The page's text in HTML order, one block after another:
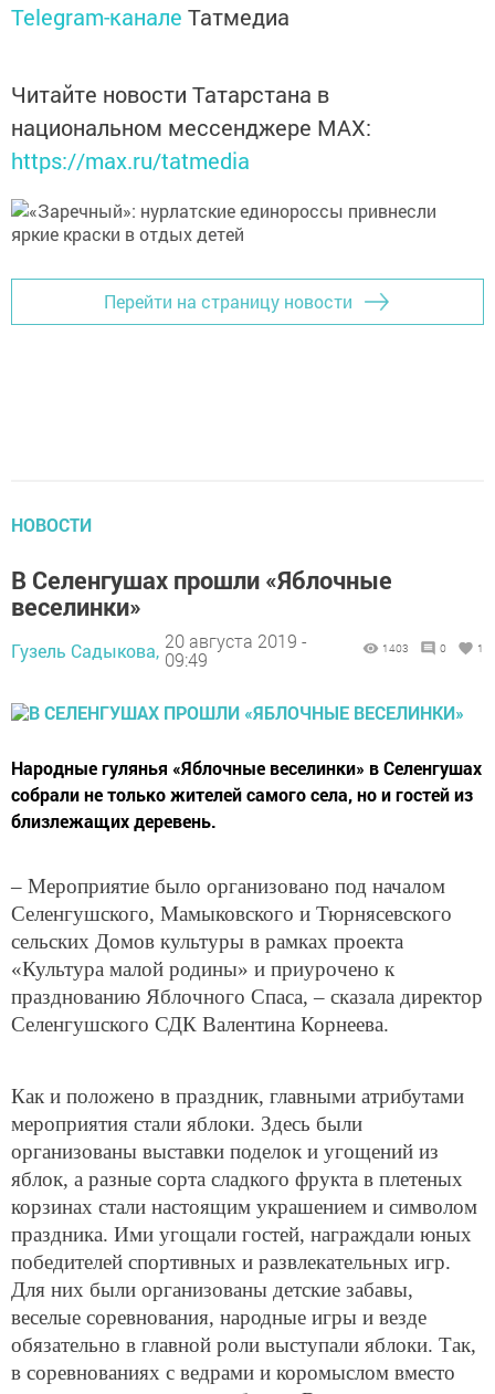
Telegram-канале Татмедиа
Читайте новости Татарстана в
национальном мессенджере MАХ:
https://max.ru/tatmedia
Перейти на страницу новости
НОВОСТИ
В Селенгушах прошли «Яблочные
веселинки»
Гузель Садыкова, 20 августа 2019 -
09:49
1403 0 1
Народные гулянья «Яблочные веселинки» в Селенгушах
собрали не только жителей самого села, но и гостей из
близлежащих деревень.
– Мероприятие было организовано под началом
Селенгушского, Мамыковского и Тюрнясевского
сельских Домов культуры в рамках проекта
«Культура малой родины» и приурочено к
празднованию Яблочного Спаса, – сказала директор
Селенгушского СДК Валентина Корнеева.
Как и положено в праздник, главными атрибутами
мероприятия стали яблоки. Здесь были
организованы выставки поделок и угощений из
яблок, а разные сорта сладкого фрукта в плетеных
корзинах стали настоящим украшением и символом
праздника. Ими угощали гостей, награждали юных
победителей спортивных и развлекательных игр.
Для них были организованы детские забавы,
веселые соревнования, народные игры и везде
обязательно в главной роли выступали яблоки. Так,
в соревнованиях с ведрами и коромыслом вместо